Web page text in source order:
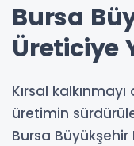
Bursa
Üreticiye
Kırsal
üretimin
Bursa